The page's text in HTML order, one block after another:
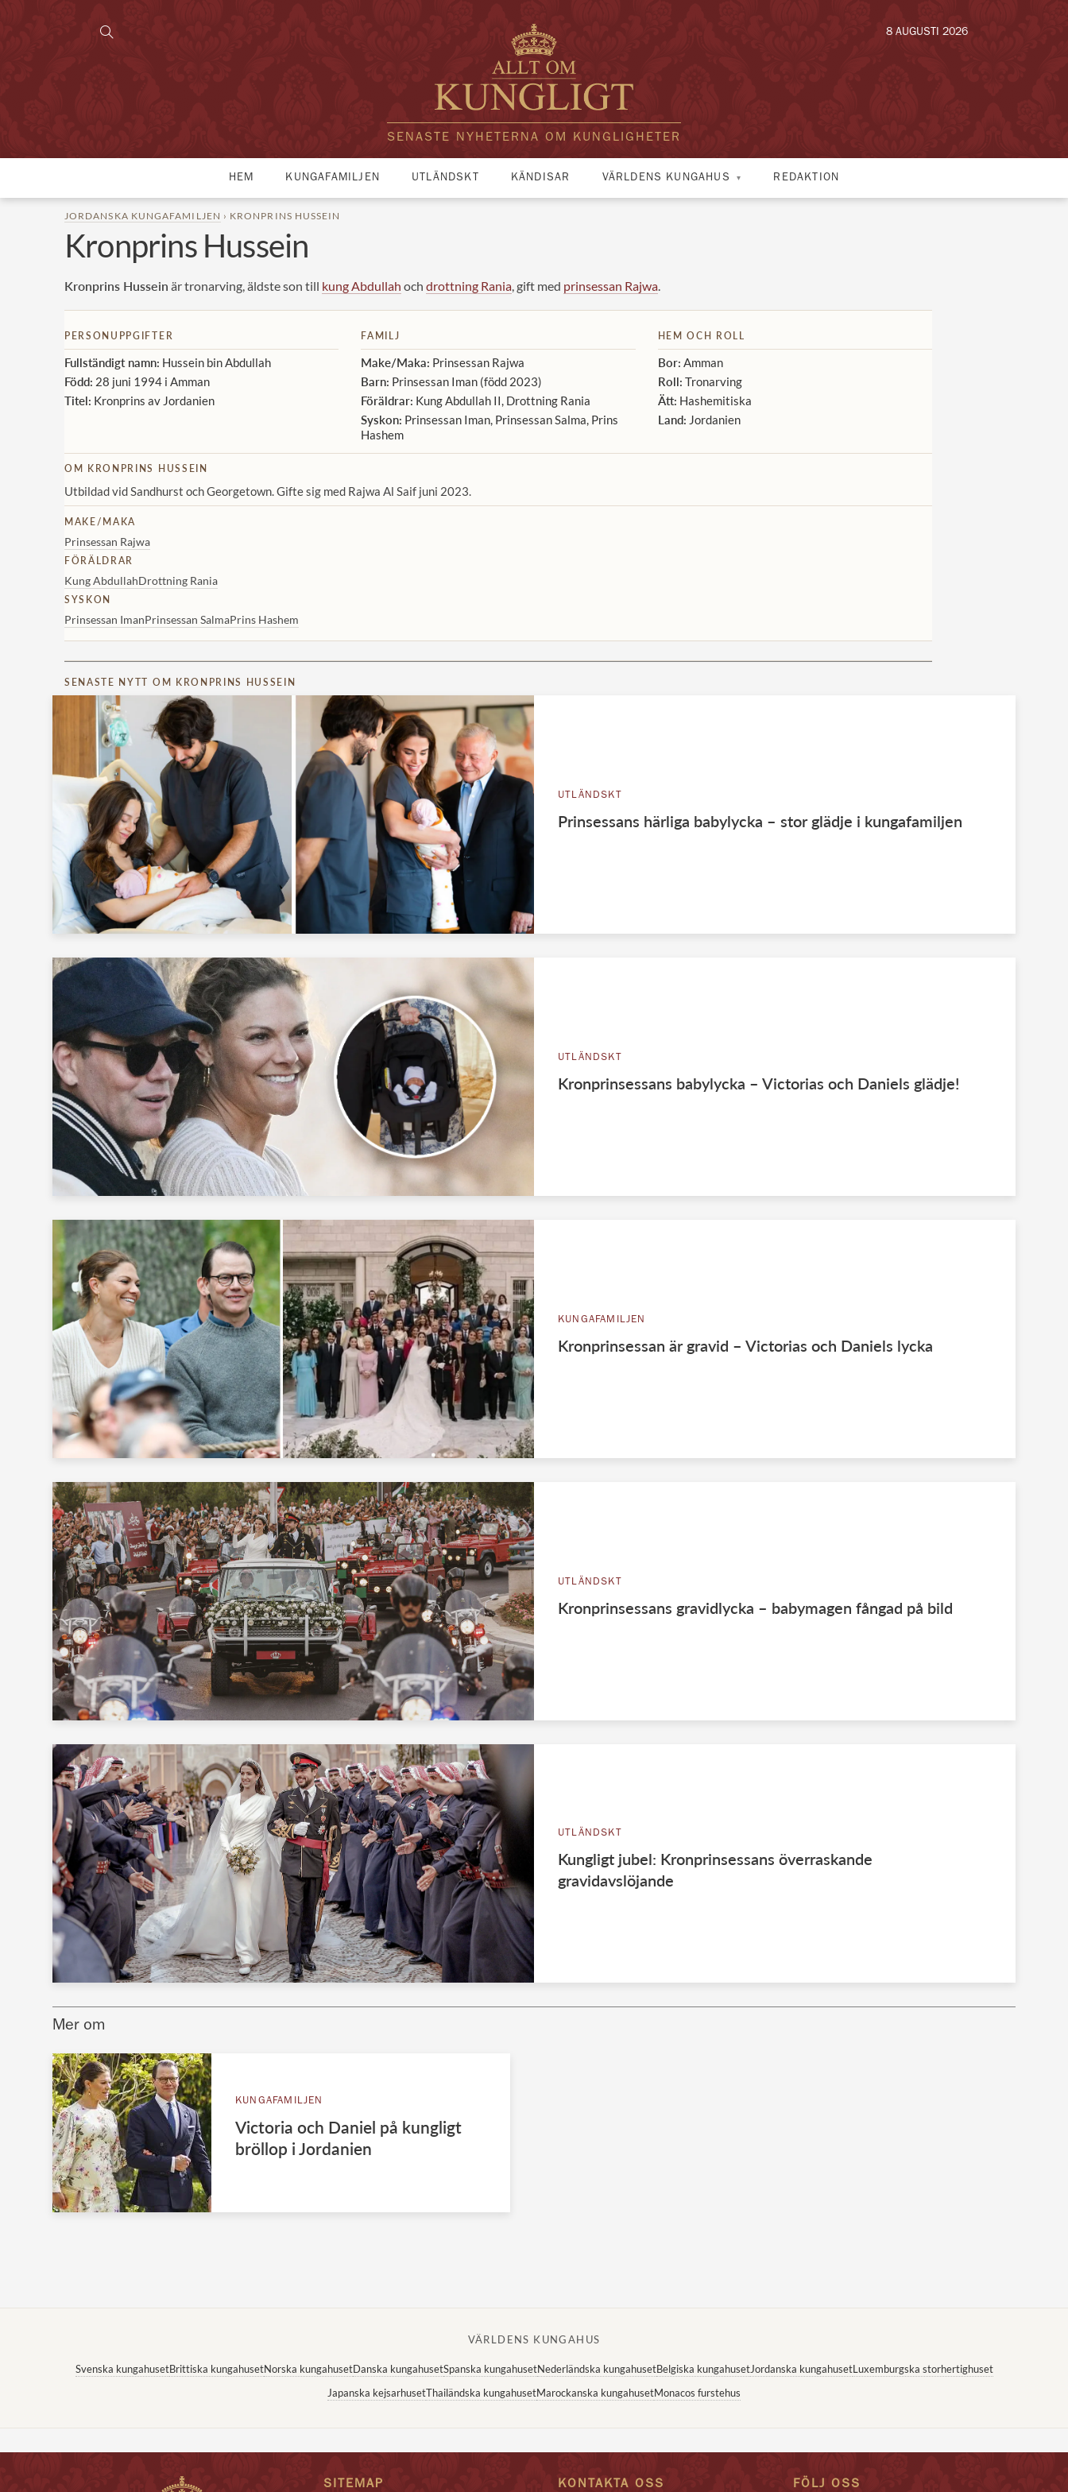
SENASTE NYHETERNA OM KUNGLIGHETER
8 AUGUSTI 2026
HEM KUNGAFAMILJEN UTLÄNDSKT KÄNDISAR VÄRLDENS KUNGAHUS REDAKTION
JORDANSKA KUNGAFAMILJEN › KRONPRINS HUSSEIN
Kronprins Hussein
Kronprins Hussein är tronarving, äldste son till kung Abdullah och drottning Rania, gift med prinsessan Rajwa.
PERSONUPPGIFTER
Fullständigt namn: Hussein bin Abdullah
Född: 28 juni 1994 i Amman
Titel: Kronprins av Jordanien
FAMILJ
Make/Maka: Prinsessan Rajwa
Barn: Prinsessan Iman (född 2023)
Föräldrar: Kung Abdullah II, Drottning Rania
Syskon: Prinsessan Iman, Prinsessan Salma, Prins
Hashem
HEM OCH ROLL
Bor: Amman
Roll: Tronarving
Ätt: Hashemitiska
Land: Jordanien
OM KRONPRINS HUSSEIN
Utbildad vid Sandhurst och Georgetown. Gifte sig med Rajwa Al Saif juni 2023.
MAKE/MAKA
Prinsessan Rajwa
FÖRÄLDRAR
Kung AbdullahDrottning Rania
SYSKON
Prinsessan ImanPrinsessan SalmaPrins Hashem
SENASTE NYTT OM KRONPRINS HUSSEIN
UTLÄNDSKT
Prinsessans härliga babylycka – stor glädje i kungafamiljen
UTLÄNDSKT
Kronprinsessans babylycka – Victorias och Daniels glädje!
KUNGAFAMILJEN
Kronprinsessan är gravid – Victorias och Daniels lycka
UTLÄNDSKT
Kronprinsessans gravidlycka – babymagen fångad på bild
UTLÄNDSKT
Kungligt jubel: Kronprinsessans överraskande
gravidavslöjande
Mer om
KUNGAFAMILJEN
Victoria och Daniel på kungligt
bröllop i Jordanien
VÄRLDENS KUNGAHUS
Svenska kungahusetBrittiska kungahusetNorska kungahusetDanska kungahusetSpanska kungahusetNederländska kungahusetBelgiska kungahusetJordanska kungahusetLuxemburgska storhertighuset
Japanska kejsarhusetThailändska kungahusetMarockanska kungahusetMonacos furstehus
SITEMAP KONTAKTA OSS FÖLJ OSS